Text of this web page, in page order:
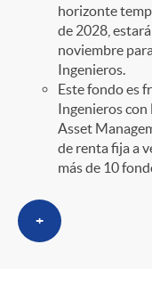
horizonte
de 2028,
noviembre
Ingenieros.
Este fondo es
Ingenieros con
Asset
de renta fija a
más de 10
+